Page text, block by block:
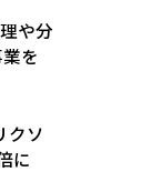
や分
を
クソ
に